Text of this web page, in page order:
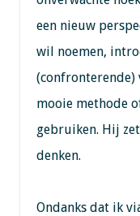
een nieuw
wil noemen,
(confronterende)
mooie methode
gebruiken. Hij
denken.
Ondanks dat ik